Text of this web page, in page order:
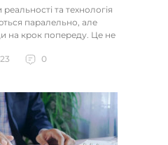
та технологія
паралельно, але
на крок попереду. Це не
0